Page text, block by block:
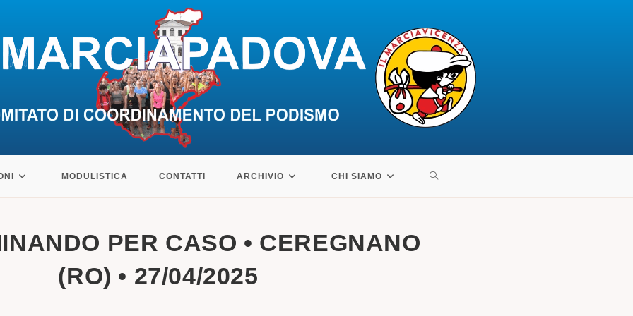
MODULISTICA CONTATTI ARCHIVIO CHI SIAMO ATTIVA/DISATTIVA
PER CASO • CEREGNANO
(RO) • 27/04/2025